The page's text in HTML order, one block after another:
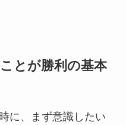
とが勝利の基本
に、まず意識したい